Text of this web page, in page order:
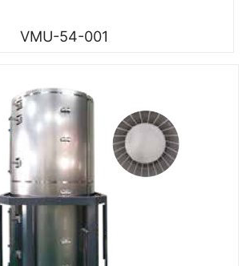
VMU-54-001